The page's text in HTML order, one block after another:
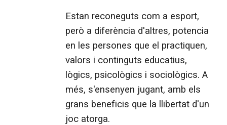
Estan reconeguts com a esport,
però a diferència d'altres, potencia
en les persones que el practiquen,
valors i continguts educatius,
lògics, psicològics i sociològics. A
més, s'ensenyen jugant, amb els
grans beneficis que la llibertat d'un
joc atorga.